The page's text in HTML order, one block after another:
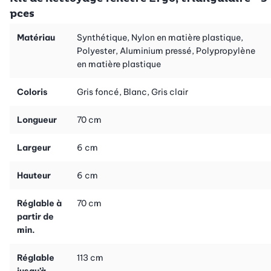
pces
Matériau
Synthétique, Nylon en matière plastique,
Polyester, Aluminium pressé, Polypropylène
en matière plastique
Coloris Gris foncé, Blanc, Gris clair
Longueur 70 cm
Largeur 6 cm
Hauteur 6 cm
Réglable à
partir de
min.
70 cm
Réglable
113 cm